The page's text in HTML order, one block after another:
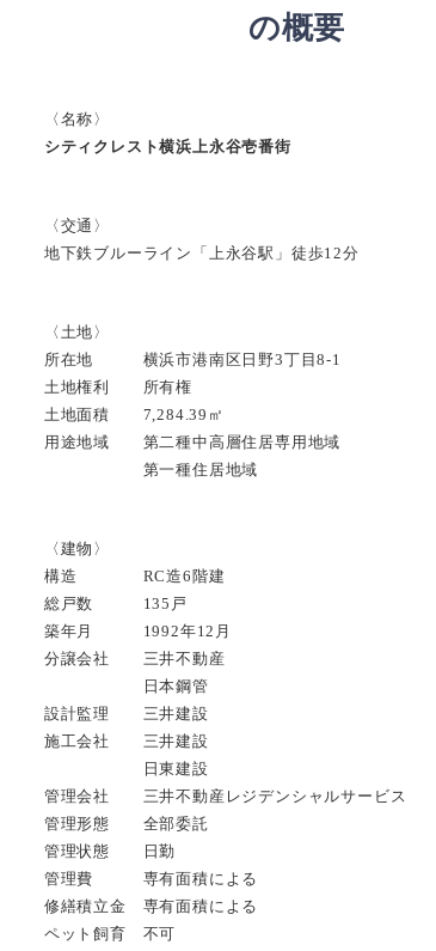
の概要
〈名称〉
シティクレスト横浜上永谷壱番街
〈交通〉
地下鉄ブルーライン「上永谷駅」徒歩12分
〈土地〉
所在地 横浜市港南区日野3丁目8-1
土地権利 所有権
土地面積 7,284.39㎡
用途地域 第二種中高層住居専用地域
第一種住居地域
〈建物〉
構造 RC造6階建
総戸数 135戸
築年月 1992年12月
分譲会社 三井不動産
日本鋼管
設計監理 三井建設
施工会社 三井建設
日東建設
管理会社 三井不動産レジデンシャルサービス
管理形態 全部委託
管理状態 日勤
管理費 専有面積による
修繕積立金 専有面積による
ペット飼育 不可